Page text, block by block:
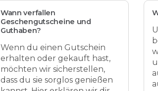
Wann verfallen
Geschengutscheine und
Guthaben?
Wenn du einen Gutschein
erhalten oder gekauft hast,
möchten wir sicherstellen,
dass du sie sorglos genießen